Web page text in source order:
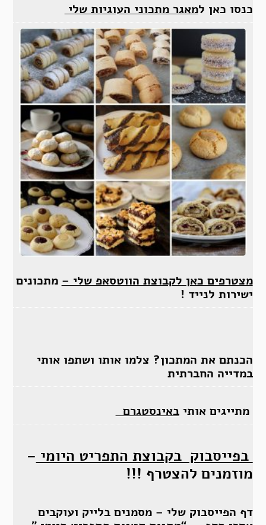
כנסו כאן למאגר מתכוני העוגיות שלי
מצטרפים כאן לקבוצת הווטסאפ שלי – מתכונים
ישירות לנייד !
הכנתם את המתכון? צלמו אותו ושתפו אותי
במדייה החברתית
מתייגים אותיבאינסטגרם
בפייסבוק בקבוצת התפריט היומי –
מוזמנים להצטרף !!!
דף הפייסבוק שלי – מסמנים בלייק ועוקבים